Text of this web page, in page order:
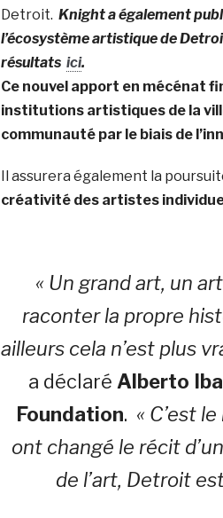
Detroit. Knight a également
l’écosystème artistique de
résultats ici.
Ce nouvel apport en mécénat
institutions artistiques de la
communauté par le biais de
Il assurera également la
créativité des artistes
« Un grand art, un
raconter la propre
ailleurs cela n’est plus
a déclaré Alberto
Foundation. « C’est
ont changé le récit
de l’art, Detroit